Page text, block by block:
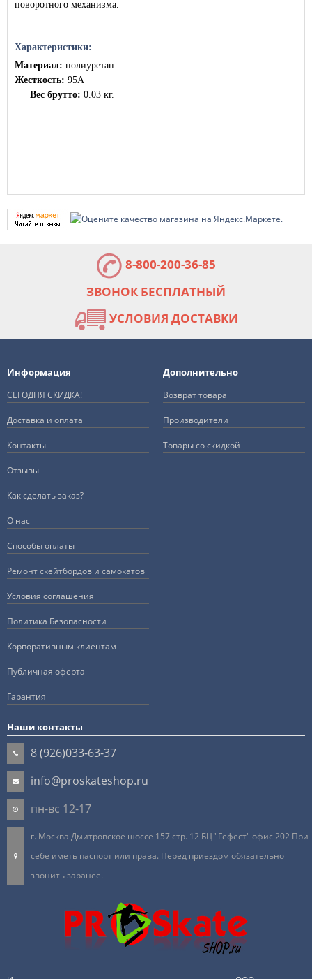
поворотного механизма.
Характеристики:
Материал: полиуретан
Жесткость: 95А
Вес брутто: 0.03 кг.
8-800-200-36-85
ЗВОНОК БЕСПЛАТНЫЙ
УСЛОВИЯ ДОСТАВКИ
Информация
СЕГОДНЯ СКИДКА!
Доставка и оплата
Контакты
Отзывы
Как сделать заказ?
О нас
Способы оплаты
Ремонт скейтбордов и самокатов
Условия соглашения
Политика Безопасности
Корпоративным клиентам
Публичная оферта
Гарантия
Дополнительно
Возврат товара
Производители
Товары со скидкой
Наши контакты
8 (926)033-63-37
info@proskateshop.ru
пн-вс 12-17
г. Москва Дмитровское шоссе 157 стр. 12 БЦ "Гефест" офис 202 При
себе иметь паспорт или права. Перед приездом обязательно
звонить заранее.